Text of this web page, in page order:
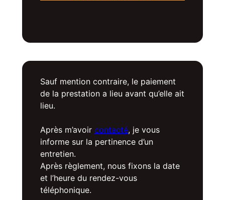
Sauf mention contraire, le paiement
de la prestation a lieu avant qu’elle ait
lieu.
Après m’avoir contacté, je vous
informe sur la pertinence d’un
entretien.
Après règlement, nous fixons la date
et l’heure du rendez-vous
téléphonique.